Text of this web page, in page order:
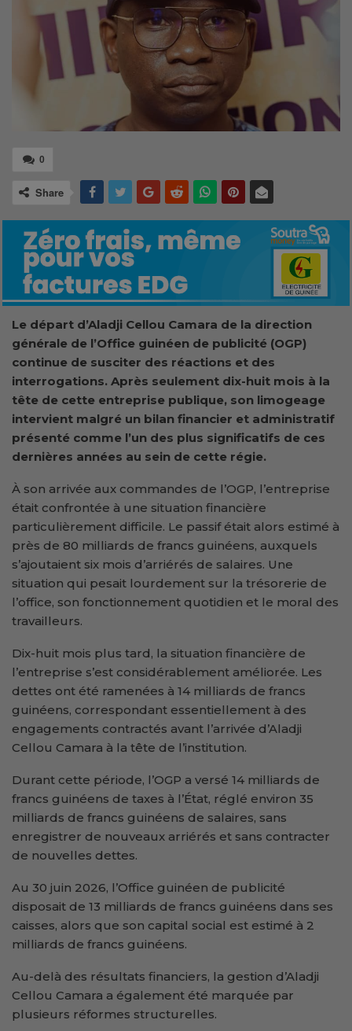
0
Share
Le départ d’Aladji Cellou Camara de la direction
générale de l’Office guinéen de publicité (OGP)
continue de susciter des réactions et des
interrogations. Après seulement dix-huit mois à la
tête de cette entreprise publique, son limogeage
intervient malgré un bilan financier et administratif
présenté comme l’un des plus significatifs de ces
dernières années au sein de cette régie.
À son arrivée aux commandes de l’OGP, l’entreprise
était confrontée à une situation financière
particulièrement difficile. Le passif était alors estimé à
près de 80 milliards de francs guinéens, auxquels
s’ajoutaient six mois d’arriérés de salaires. Une
situation qui pesait lourdement sur la trésorerie de
l’office, son fonctionnement quotidien et le moral des
travailleurs.
Dix-huit mois plus tard, la situation financière de
l’entreprise s’est considérablement améliorée. Les
dettes ont été ramenées à 14 milliards de francs
guinéens, correspondant essentiellement à des
engagements contractés avant l’arrivée d’Aladji
Cellou Camara à la tête de l’institution.
Durant cette période, l’OGP a versé 14 milliards de
francs guinéens de taxes à l’État, réglé environ 35
milliards de francs guinéens de salaires, sans
enregistrer de nouveaux arriérés et sans contracter
de nouvelles dettes.
Au 30 juin 2026, l’Office guinéen de publicité
disposait de 13 milliards de francs guinéens dans ses
caisses, alors que son capital social est estimé à 2
milliards de francs guinéens.
Au-delà des résultats financiers, la gestion d’Aladji
Cellou Camara a également été marquée par
plusieurs réformes structurelles.